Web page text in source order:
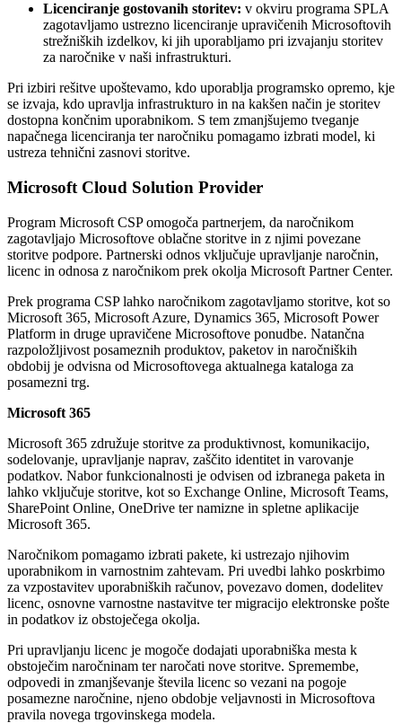
Licenciranje gostovanih storitev: v okviru programa SPLA
zagotavljamo ustrezno licenciranje upravičenih Microsoftovih
strežniških izdelkov, ki jih uporabljamo pri izvajanju storitev
za naročnike v naši infrastrukturi.
Pri izbiri rešitve upoštevamo, kdo uporablja programsko opremo, kje
se izvaja, kdo upravlja infrastrukturo in na kakšen način je storitev
dostopna končnim uporabnikom. S tem zmanjšujemo tveganje
napačnega licenciranja ter naročniku pomagamo izbrati model, ki
ustreza tehnični zasnovi storitve.
Microsoft Cloud Solution Provider
Program Microsoft CSP omogoča partnerjem, da naročnikom
zagotavljajo Microsoftove oblačne storitve in z njimi povezane
storitve podpore. Partnerski odnos vključuje upravljanje naročnin,
licenc in odnosa z naročnikom prek okolja Microsoft Partner Center.
Prek programa CSP lahko naročnikom zagotavljamo storitve, kot so
Microsoft 365, Microsoft Azure, Dynamics 365, Microsoft Power
Platform in druge upravičene Microsoftove ponudbe. Natančna
razpoložljivost posameznih produktov, paketov in naročniških
obdobij je odvisna od Microsoftovega aktualnega kataloga za
posamezni trg.
Microsoft 365
Microsoft 365 združuje storitve za produktivnost, komunikacijo,
sodelovanje, upravljanje naprav, zaščito identitet in varovanje
podatkov. Nabor funkcionalnosti je odvisen od izbranega paketa in
lahko vključuje storitve, kot so Exchange Online, Microsoft Teams,
SharePoint Online, OneDrive ter namizne in spletne aplikacije
Microsoft 365.
Naročnikom pomagamo izbrati pakete, ki ustrezajo njihovim
uporabnikom in varnostnim zahtevam. Pri uvedbi lahko poskrbimo
za vzpostavitev uporabniških računov, povezavo domen, dodelitev
licenc, osnovne varnostne nastavitve ter migracijo elektronske pošte
in podatkov iz obstoječega okolja.
Pri upravljanju licenc je mogoče dodajati uporabniška mesta k
obstoječim naročninam ter naročati nove storitve. Spremembe,
odpovedi in zmanjševanje števila licenc so vezani na pogoje
posamezne naročnine, njeno obdobje veljavnosti in Microsoftova
pravila novega trgovinskega modela.